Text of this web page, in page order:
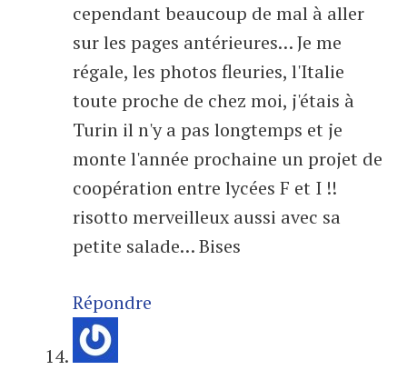
cependant beaucoup de mal à aller
sur les pages antérieures… Je me
régale, les photos fleuries, l'Italie
toute proche de chez moi, j'étais à
Turin il n'y a pas longtemps et je
monte l'année prochaine un projet de
coopération entre lycées F et I !!
risotto merveilleux aussi avec sa
petite salade… Bises
Répondre